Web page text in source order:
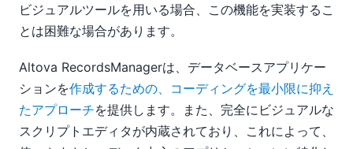
ビジュアルツールを用いる場合、この機能を実装するこ
とは困難な場合があります。
Altova RecordsManagerは、データベースアプリケー
ションを作成するための、コーディングを最小限に抑え
たアプローチを提供します。また、完全にビジュアルな
スクリプトエディタが内蔵されており、これによって、